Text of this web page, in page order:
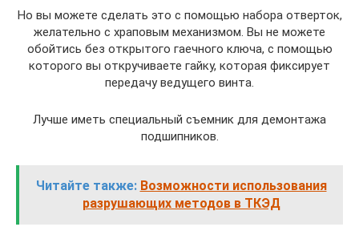
Но вы можете сделать это с помощью набора отверток,
желательно с храповым механизмом. Вы не можете
обойтись без открытого гаечного ключа, с помощью
которого вы откручиваете гайку, которая фиксирует
передачу ведущего винта.
Лучше иметь специальный съемник для демонтажа
подшипников.
Читайте также: Возможности использования
разрушающих методов в ТКЭД